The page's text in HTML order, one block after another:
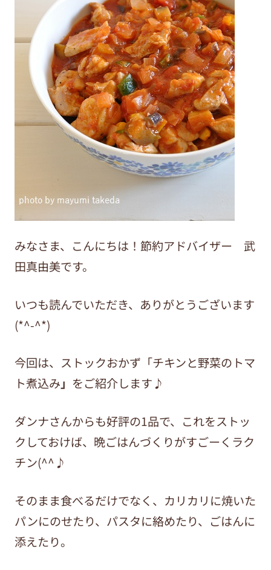
みなさま、こんにちは！節約アドバイザー 武
田真由美です。
いつも読んでいただき、ありがとうございます
(*^-^*)
今回は、ストックおかず「チキンと野菜のトマ
ト煮込み」 をご紹介します♪
ダンナさんからも好評の1品で、これをストッ
クしておけば、晩ごはんづくりがすごーくラク
チン(^^♪
そのまま食べるだけでなく、カリカリに焼いた
パンにのせたり、パスタに絡めたり、ごはんに
添えたり。